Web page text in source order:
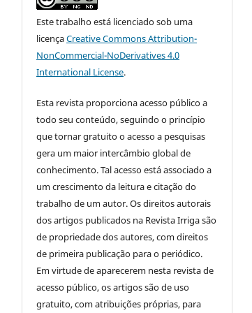
Este trabalho está licenciado sob uma
licençaCreative Commons Attribution-
NonCommercial-NoDerivatives 4.0
International License.
Esta revista proporciona acesso público a
todo seu conteúdo, seguindo o princípio
que tornar gratuito o acesso a pesquisas
gera um maior intercâmbio global de
conhecimento. Tal acesso está associado a
um crescimento da leitura e citação do
trabalho de um autor. Os direitos autorais
dos artigos publicados na Revista Irriga são
de propriedade dos autores, com direitos
de primeira publicação para o periódico.
Em virtude de aparecerem nesta revista de
acesso público, os artigos são de uso
gratuito, com atribuições próprias, para